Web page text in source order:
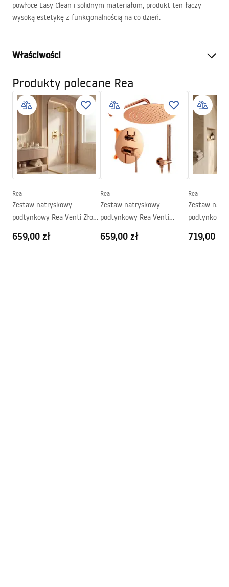
powłoce Easy Clean i solidnym materiałom, produkt ten łączy
wysoką estetykę z funkcjonalnością na co dzień.
Właściwości
Wymiar (drzwi x ścianka)
130
Kolor
Złoty szczotkowany
Typ kabiny
Walk-in
Szkło
Przydymiony brąz 8mm
Seria
Flexi
Montaż
Na brodziku lub posadzce
Wysokość (mm)
1950mm
Strona
Gwarancja
24 miesiące
szyby
Produkty polecane Rea
Rea
Zestaw natryskowy
podtynkowy Rea Venti Złoty
659,00 zł
Rea
Zestaw natryskowy
podtynkowy Rea Venti
659,00 zł
Rea
Zestaw
podtynkowy
719,00 zł